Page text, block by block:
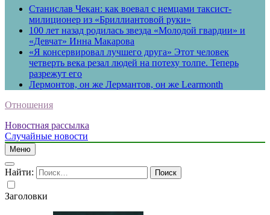
Станислав Чекан: как воевал с немцами таксист-
милиционер из «Бриллиантовой руки»
100 лет назад родилась звезда «Молодой гвардии» и
«Девчат» Инна Макарова
«Я консервировал лучшего друга» Этот человек
четверть века резал людей на потеху толпе. Теперь
разрежут его
Лермонтов, он же Лермантов, он же Learmonth
Отношения
Новостная рассылка
Случайные новости
Меню
Найти:
Заголовки